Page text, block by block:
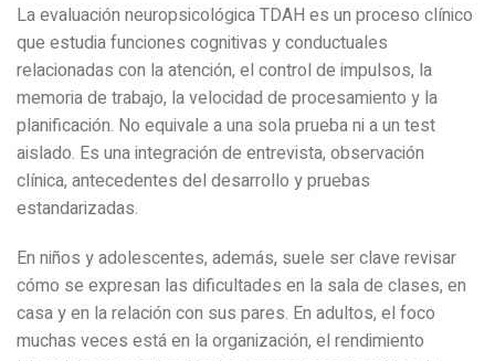
La evaluación neuropsicológica TDAH es un proceso clínico
que estudia funciones cognitivas y conductuales
relacionadas con la atención, el control de impulsos, la
memoria de trabajo, la velocidad de procesamiento y la
planificación. No equivale a una sola prueba ni a un test
aislado. Es una integración de entrevista, observación
clínica, antecedentes del desarrollo y pruebas
estandarizadas.
En niños y adolescentes, además, suele ser clave revisar
cómo se expresan las dificultades en la sala de clases, en
casa y en la relación con sus pares. En adultos, el foco
muchas veces está en la organización, el rendimiento